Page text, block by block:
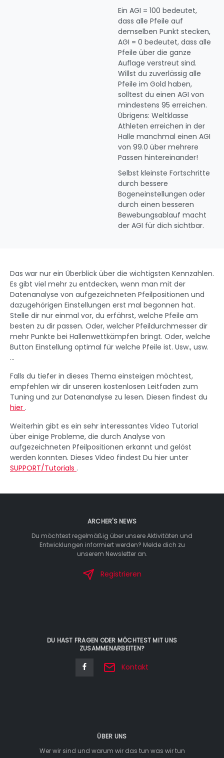
Ein AGI = 100 bedeutet,
dass alle Pfeile auf
demselben Punkt stecken,
AGI = 0 bedeutet, dass alle
Pfeile über die ganze
Auflage verstreut sind.
Willst du zuverlässig alle
Pfeile im Gold haben,
solltest du einen AGI von
mindestens 95 erreichen.
Übrigens: Weltklasse
Athleten erreichen in der
Halle manchmal einen AGI
von 99.0 über mehrere
Passen hintereinander!
Selbst kleinste Fortschritte
durch bessere
Bogeneinstellungen oder
durch einen besseren
Bewebungsablauf macht
der AGI für dich sichtbar.
Das war nur ein Überblick über die wichtigsten Kennzahlen.
Es gibt viel mehr zu entdecken, wenn man mit der
Datenanalyse von aufgezeichneten Pfeilpositionen und
dazugehörigen Einstellungen erst mal begonnen hat.
Stelle dir nur einmal vor, du erfährst, welche Pfeile am
besten zu dir passen. Oder, welcher Pfeildurchmesser dir
mehr Punkte bei Hallenwettkämpfen bringt. Oder, welche
Button Einstellung optimal für welche Pfeile ist. Usw., usw.
...
Falls du tiefer in dieses Thema einsteigen möchtest,
empfehlen wir dir unseren kostenlosen Leitfaden zum
Tuning und zur Datenanalyse zu lesen. Diesen findest du
hier .
Weiterhin gibt es ein sehr interessantes Video Tutorial
über einige Probleme, die durch Analyse von
aufgezeichneten Pfeilpositionen erkannt und gelöst
werden konnten. Dieses Video findest Du hier unter
SUPPORT/Tutorials .
ARCHER'S NEWS
Du möchtest regelmäßig über unsere Aktivitäten und
Entwicklungen informiert werden? Melde dich zu
unserem Newsletter an.
Registrieren
DU HAST FRAGEN ODER MÖCHTEST MIT UNS
ZUSAMMENARBEITEN?
Kontakt
ÜBER UNS
Wer wir sind und warum wir das tun was wir tun